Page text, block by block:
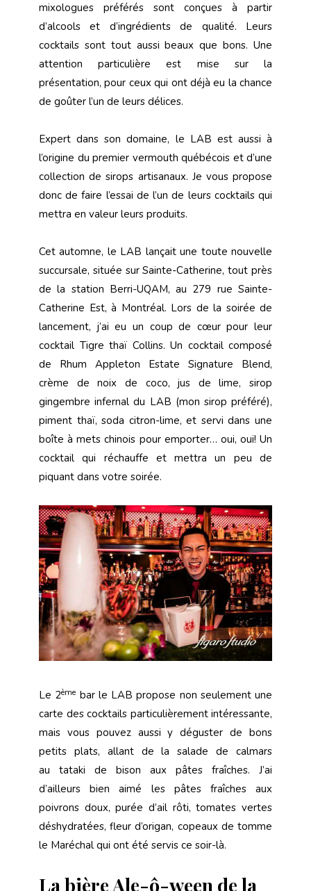
mixologues préférés sont conçues à partir
d’alcools et d’ingrédients de qualité. Leurs
cocktails sont tout aussi beaux que bons. Une
attention particulière est mise sur la
présentation, pour ceux qui ont déjà eu la chance
de goûter l’un de leurs délices.
Expert dans son domaine, le LAB est aussi à
l’origine du premier vermouth québécois et d’une
collection de sirops artisanaux. Je vous propose
donc de faire l’essai de l’un de leurs cocktails qui
mettra en valeur leurs produits.
Cet automne, le LAB lançait une toute nouvelle
succursale, située sur Sainte-Catherine, tout près
de la station Berri-UQAM, au 279 rue Sainte-
Catherine Est, à Montréal. Lors de la soirée de
lancement, j’ai eu un coup de cœur pour leur
cocktail Tigre thaï Collins. Un cocktail composé
de Rhum Appleton Estate Signature Blend,
crème de noix de coco, jus de lime, sirop
gingembre infernal du LAB (mon sirop préféré),
piment thaï, soda citron-lime, et servi dans une
boîte à mets chinois pour emporter… oui, oui! Un
cocktail qui réchauffe et mettra un peu de
piquant dans votre soirée.
Le 2ème bar le LAB propose non seulement une
carte des cocktails particulièrement intéressante,
mais vous pouvez aussi y déguster de bons
petits plats, allant de la salade de calmars
au tataki de bison aux pâtes fraîches. J’ai
d’ailleurs bien aimé les pâtes fraîches aux
poivrons doux, purée d’ail rôti, tomates vertes
déshydratées, fleur d’origan, copeaux de tomme
le Maréchal qui ont été servis ce soir-là.
La bière Ale-ô-ween de la